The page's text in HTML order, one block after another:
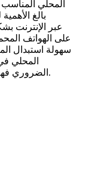
بالغ
على الهواتف
سهولة استبدال
الضروري فهم معايير الرهان والمصطلحات المستخدمة.